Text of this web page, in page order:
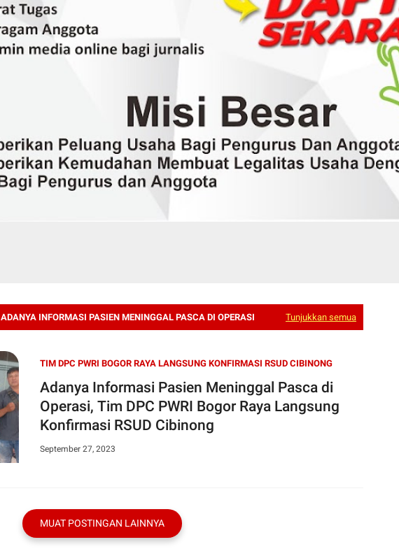
ADANYA INFORMASI PASIEN MENINGGAL PASCA DI OPERASI Tunjukkan semua
TIM DPC PWRI BOGOR RAYA LANGSUNG KONFIRMASI RSUD CIBINONG
Adanya Informasi Pasien Meninggal Pasca di
Operasi, Tim DPC PWRI Bogor Raya Langsung
Konfirmasi RSUD Cibinong
September 27, 2023
MUAT POSTINGAN LAINNYA